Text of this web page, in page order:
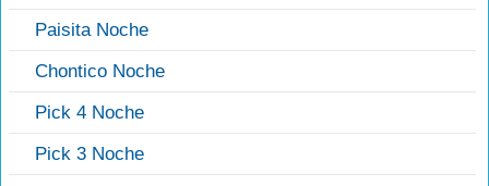
Paisita Noche
Chontico Noche
Pick 4 Noche
Pick 3 Noche